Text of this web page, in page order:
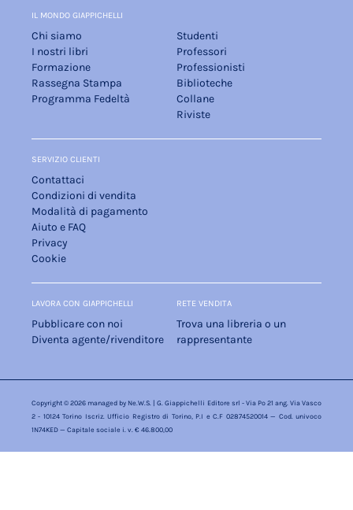
IL MONDO GIAPPICHELLI
Chi siamo
I nostri libri
Formazione
Rassegna Stampa
Programma Fedeltà
Studenti
Professori
Professionisti
Biblioteche
Collane
Riviste
SERVIZIO CLIENTI
Contattaci
Condizioni di vendita
Modalità di pagamento
Aiuto e FAQ
Privacy
Cookie
LAVORA CON GIAPPICHELLI
Pubblicare con noi
Diventa agente/rivenditore
RETE VENDITA
Trova una libreria o un
rappresentante
Copyright © 2026 managed by Ne.W.S. | G. Giappichelli Editore srl - Via Po 21 ang. Via Vasco
2 - 10124 Torino Iscriz. Ufficio Registro di Torino, P.I e C.F 02874520014 — Cod. univoco
1N74KED — Capitale sociale i. v. € 46.800,00